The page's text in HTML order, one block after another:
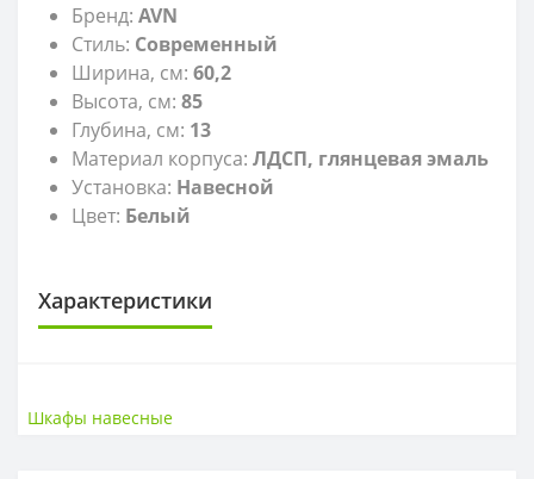
Бренд: AVN
Стиль: Современный
Ширина, см: 60,2
Высота, см: 85
Глубина, см: 13
Материал корпуса: ЛДСП, глянцевая эмаль
Установка: Навесной
Цвет: Белый
Характеристики
Высота
Шкафы навесные